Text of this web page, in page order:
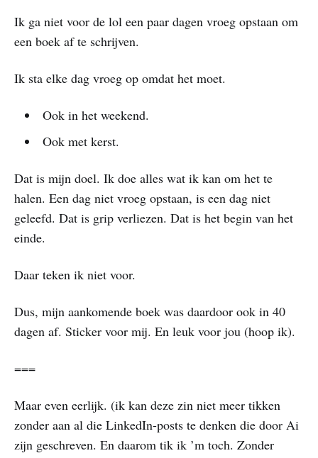
Ik ga niet voor de lol een paar dagen vroeg opstaan om
een boek af te schrijven.
Ik sta elke dag vroeg op omdat het moet.
Ook in het weekend.
Ook met kerst.
Dat is mijn doel. Ik doe alles wat ik kan om het te
halen. Een dag niet vroeg opstaan, is een dag niet
geleefd. Dat is grip verliezen. Dat is het begin van het
einde.
Daar teken ik niet voor.
Dus, mijn aankomende boek was daardoor ook in 40
dagen af. Sticker voor mij. En leuk voor jou (hoop ik).
===
Maar even eerlijk. (ik kan deze zin niet meer tikken
zonder aan al die LinkedIn-posts te denken die door Ai
zijn geschreven. En daarom tik ik ’m toch. Zonder